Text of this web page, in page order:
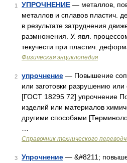
1 УПРОЧНЕНИЕ — металлов,
металлов и сплавов пластич.
в результате затруднения
размножения. У. явл.
текучести при пластич.
Физическая энциклопедия
2 упрочнение — Повышение
или заготовки разрушению
[ГОСТ 18295 72] упрочнение
изделий или материалов
другими способами
Справочник технического
3 Упрочнение — &#8211;